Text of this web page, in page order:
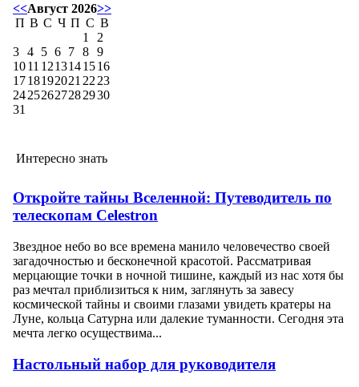
<<Август 2026>>
П В С Ч П С В
1
2
3 4 5 6 7 8 9
1011 1213141516
1718192021 22 23
24252627282930
31
Интересно знать
Откройте тайны Вселенной: Путеводитель по
телескопам Celestron
Звездное небо во все времена манило человечество своей
загадочностью и бесконечной красотой. Рассматривая
мерцающие точки в ночной тишине, каждый из нас хотя бы
раз мечтал приблизиться к ним, заглянуть за завесу
космической тайны и своими глазами увидеть кратеры на
Луне, кольца Сатурна или далекие туманности. Сегодня эта
мечта легко осуществима...
Настольный набор для руководителя